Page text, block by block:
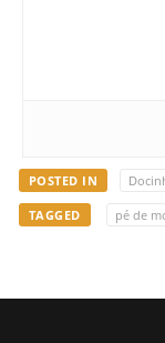
POSTED IN
TAGGED pé de